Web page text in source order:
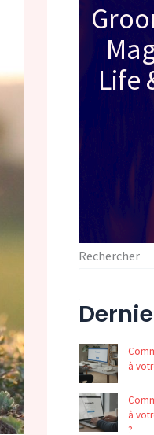
Life
Rechercher
à
à
?